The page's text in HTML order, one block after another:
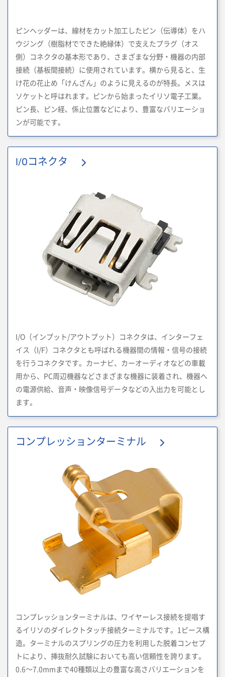
ピンヘッダーは、線材をカット加工したピン（伝導体）をハ
ウジング（樹脂材でできた絶縁体）で支えたプラグ（オス
側）コネクタの基本形であり、さまざまな分野・機器の内部
接続（基板間接続）に使用されています。横から見ると、生
け花の花止め「けんざん」のように見えるのが特長。メスは
ソケットと呼はれます。ピンから始まったイリソ電子工業。
ピン長、ピン経、係止位置などにより、豊富なバリエーショ
ンが可能です。
I/Oコネクタ
I/O（インプット/アウトプット）コネクタは、インターフェ
イス（I/F）コネクタとも呼ばれる機器間の情報・信号の接続
を行うコネクタです。カーナビ、カーオーディオなどの車載
用から、PC周辺機器などさまざまな機器に装着され、機器へ
の電源供給、音声・映像信号データなどの入出力を可能とし
ます。
コンプレッションターミナル
コンプレッションターミナルは、ワイヤーレス接続を提唱す
るイリソのダイレクトタッチ接続ターミナルです。1ピース構
造。ターミナルのスプリングの圧力を利用した脱着コンセプ
トにより、挿抜耐久試験においても高い信頼性を誇ります。
0.6～7.0mmまで40種類以上の豊富な高さバリエーションを